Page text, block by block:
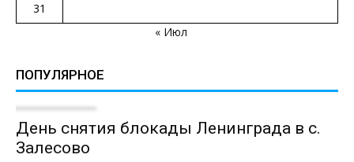
31
« Июл
ПОПУЛЯРНОЕ
День снятия блокады Ленинграда в с.
Залесово